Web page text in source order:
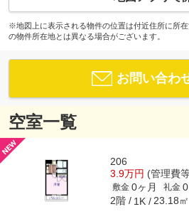
※地図上に表示される物件の位置は付近住所に所
の物件所在地とは異なる場合がございます。
お問い合わ
空室一覧
206
3.9万円 (管理費
敷金 0ヶ月 礼金
2階 1K 23.18㎡